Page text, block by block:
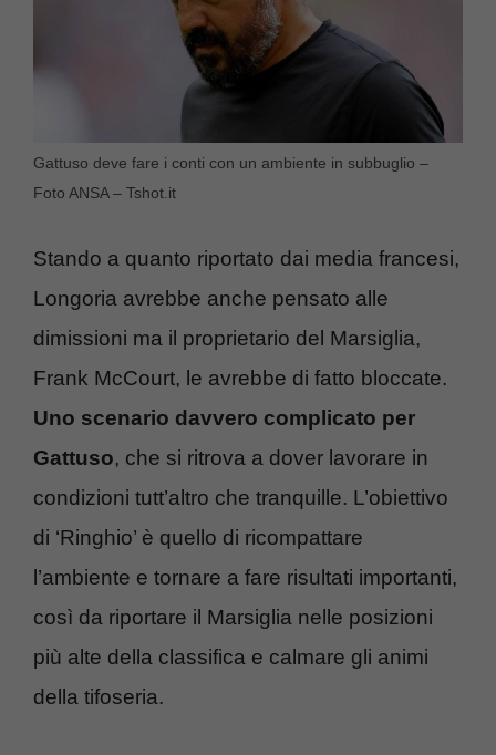
Gattuso deve fare i conti con un ambiente in subbuglio –
Foto ANSA – Tshot.it
Stando a quanto riportato dai media francesi,
Longoria avrebbe anche pensato alle
dimissioni ma il proprietario del Marsiglia,
Frank McCourt, le avrebbe di fatto bloccate.
Uno scenario davvero complicato per
Gattuso, che si ritrova a dover lavorare in
condizioni tutt’altro che tranquille. L’obiettivo
di ‘Ringhio’ è quello di ricompattare
l’ambiente e tornare a fare risultati importanti,
così da riportare il Marsiglia nelle posizioni
più alte della classifica e calmare gli animi
della tifoseria.